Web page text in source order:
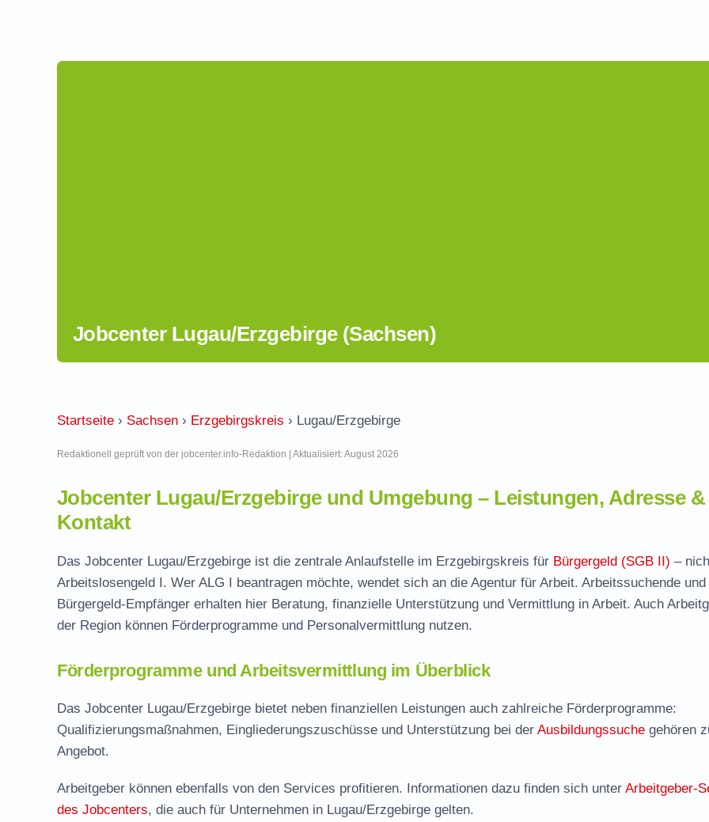
Jobcenter Lugau/Erzgebirge (Sachsen)
Startseite › Sachsen › Erzgebirgskreis › Lugau/Erzgebirge
Redaktionell geprüft von der jobcenter.info-Redaktion | Aktualisiert: August 2026
Jobcenter Lugau/Erzgebirge und Umgebung – Leistungen, Adresse &
Kontakt
Das Jobcenter Lugau/Erzgebirge ist die zentrale Anlaufstelle im Erzgebirgskreis für Bürgergeld (SGB II) –
Arbeitslosengeld I. Wer ALG I beantragen möchte, wendet sich an die Agentur für Arbeit. Arbeitssuchende und
Bürgergeld-Empfänger erhalten hier Beratung, finanzielle Unterstützung und Vermittlung in Arbeit. Auch
der Region können Förderprogramme und Personalvermittlung nutzen.
Förderprogramme und Arbeitsvermittlung im Überblick
Das Jobcenter Lugau/Erzgebirge bietet neben finanziellen Leistungen auch zahlreiche Förderprogramme:
Qualifizierungsmaßnahmen, Eingliederungszuschüsse und Unterstützung bei der Ausbildungssuche gehören
Angebot.
Arbeitgeber können ebenfalls von den Services profitieren. Informationen dazu finden sich unter Arbeitgeber-
des Jobcenters, die auch für Unternehmen in Lugau/Erzgebirge gelten.